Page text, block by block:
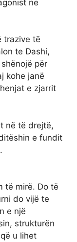
në
trazive të
te Dashi,
për
kohe janë
e zjarrit
në të drejtë,
e fundit
të mirë. Do të
do vijë te
e një
strukturën
u lihet